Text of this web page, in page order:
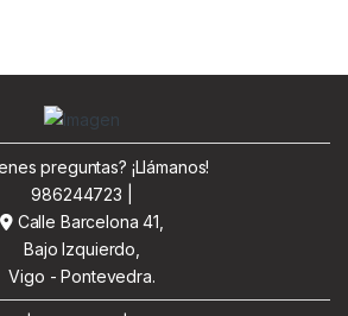
preguntas? ¡Llámanos!
986244723 |
Calle Barcelona 41,
Bajo Izquierdo,
Vigo - Pontevedra.